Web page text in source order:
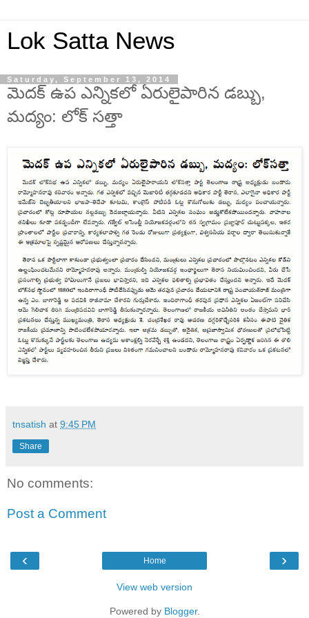
Lok Satta News
Saturday, September 13, 2014
మెదక్ ఉప ఎన్నికలో ఏరులైపారిన డబ్బు,
మద్యం: లోక్ సత్తా
tnsatish at 9:45 PM
Share
No comments:
Post a Comment
‹ ›
Home
View web version
Powered by Blogger.